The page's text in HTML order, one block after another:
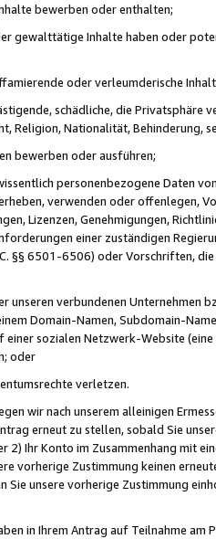
bewerben oder enthalten;
gewalttätige Inhalte haben oder
oder verleumderische
schädliche, die Privatsphäre
Religion, Nationalität, Behinderung,
bewerben oder ausführen;
personenbezogene Daten
verwenden oder offenlegen,
Lizenzen, Genehmigungen,
einer zuständigen
§§ 6501-6506) oder Vorschriften,
unseren verbundenen Unternehmen
Domain-Namen, Subdomain-
sozialen Netzwerk-Website
oder
verletzen.
wir nach unserem alleinigen
erneut zu stellen, sobald Sie
2) Ihr Konto im Zusammenhang mit
vorherige Zustimmung keinen
Sie unsere vorherige Zustimmung
in Ihrem Antrag auf Teilnahme